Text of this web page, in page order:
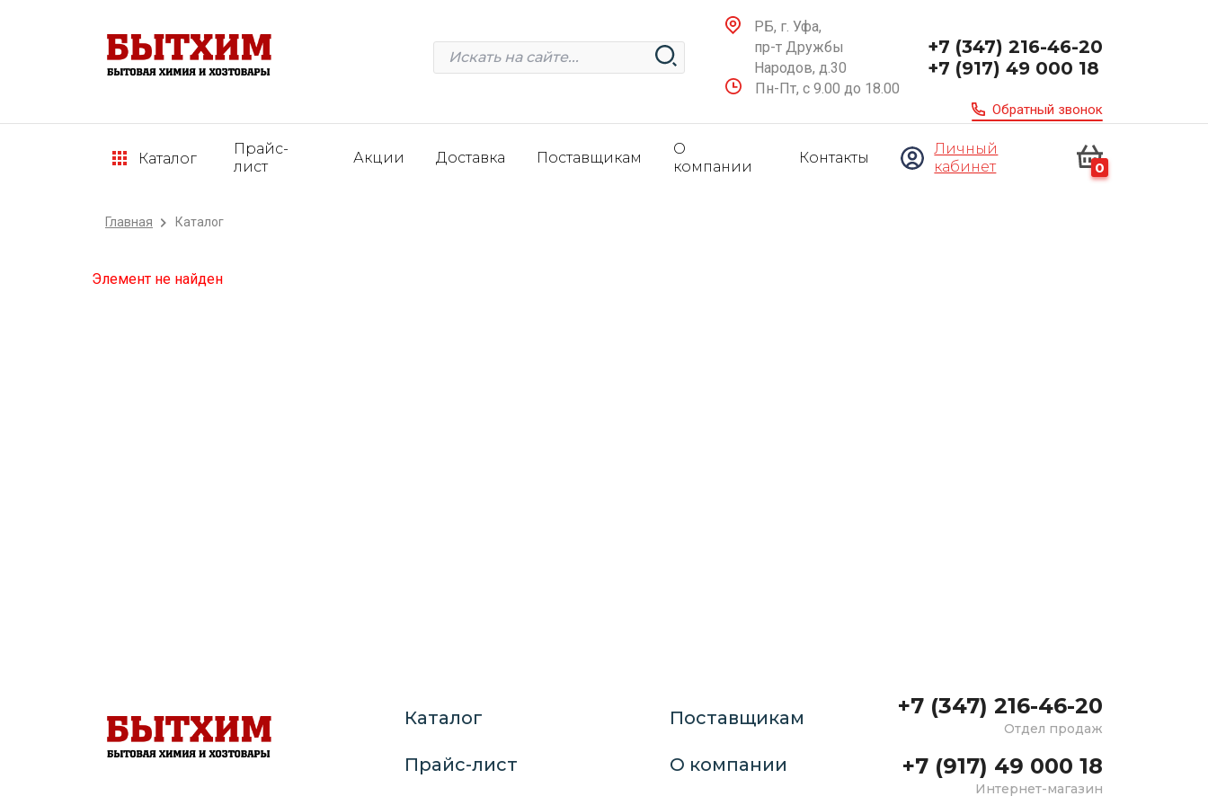
РБ, г. Уфа,
пр-т Дружбы
Народов, д.30
Пн-Пт, с 9.00 до 18.00
+7 (347) 216-46-20
+7 (917) 49 000 18
Обратный звонок
Каталог
Прайс-
лист
Акции Доставка Поставщикам
О
компании
Контакты
Личный
кабинет
0
Главная Каталог
Элемент не найден
Каталог
Прайс-лист
Поставщикам
О компании
+7 (347) 216-46-20
Отдел продаж
+7 (917) 49 000 18
Интернет-магазин